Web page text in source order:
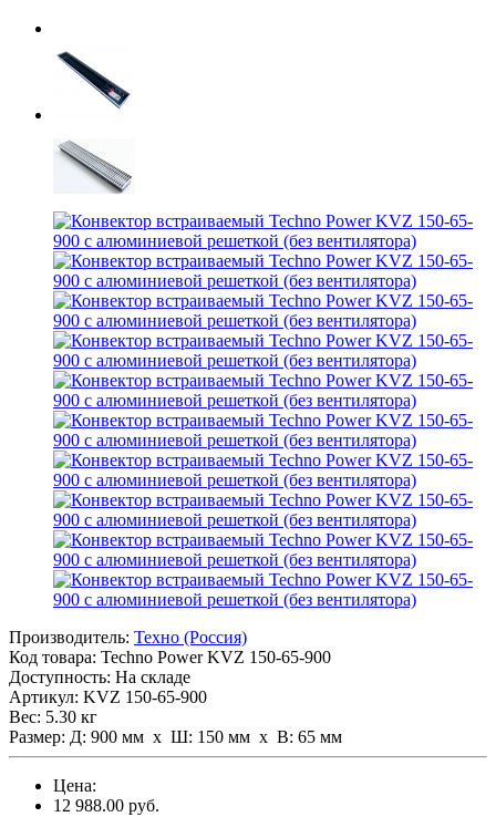
Производитель: Техно (Россия)
Код товара: Techno Power KVZ 150-65-900
Доступность: На складе
Артикул: KVZ 150-65-900
Вес: 5.30 кг
Размер: Д: 900 мм х Ш: 150 мм x В: 65 мм
Цена:
12 988.00 руб.